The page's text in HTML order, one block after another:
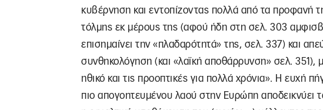
κυβέρνηση και εντοπίζοντας πολλά από τα προφανή
τόλμης εκ μέρους της (αφού ήδη στη σελ. 303
επισημαίνει την «πλαδαρότητά» της, σελ. 337) και
συνθηκολόγηση (και «λαϊκή αποθάρρυνση» σελ. 351),
ηθικό και τις προοπτικές για πολλά χρόνια». Η ευχή
πιο απογοητευμένου λαού στην Ευρώπη αποδεικνύει